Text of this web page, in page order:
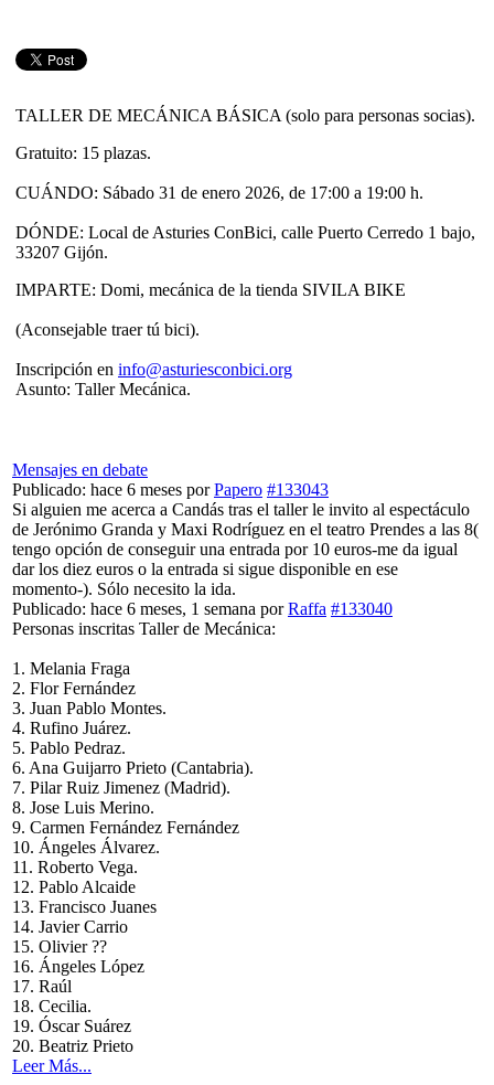
TALLER DE MECÁNICA BÁSICA (solo para personas socias).
Gratuito: 15 plazas.
CUÁNDO: Sábado 31 de enero 2026, de 17:00 a 19:00 h.
DÓNDE: Local de Asturies ConBici, calle Puerto Cerredo 1 bajo,
33207 Gijón.
IMPARTE: Domi, mecánica de la tienda SIVILA BIKE
(Aconsejable traer tú bici).
Inscripción en info@asturiesconbici.org
Asunto: Taller Mecánica.
Mensajes en debate
Publicado: hace 6 meses porPapero #133043
Si alguien me acerca a Candás tras el taller le invito al espectáculo
de Jerónimo Granda y Maxi Rodríguez en el teatro Prendes a las 8(
tengo opción de conseguir una entrada por 10 euros-me da igual
dar los diez euros o la entrada si sigue disponible en ese
momento-). Sólo necesito la ida.
Publicado: hace 6 meses, 1 semana porRaffa #133040
Personas inscritas Taller de Mecánica:
1. Melania Fraga
2. Flor Fernández
3. Juan Pablo Montes.
4. Rufino Juárez.
5. Pablo Pedraz.
6. Ana Guijarro Prieto (Cantabria).
7. Pilar Ruiz Jimenez (Madrid).
8. Jose Luis Merino.
9. Carmen Fernández Fernández
10. Ángeles Álvarez.
11. Roberto Vega.
12. Pablo Alcaide
13. Francisco Juanes
14. Javier Carrio
15. Olivier ??
16. Ángeles López
17. Raúl
18. Cecilia.
19. Óscar Suárez
20. Beatriz Prieto
Leer Más...